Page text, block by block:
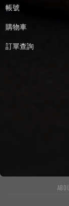
帳號
購物車
訂單查詢